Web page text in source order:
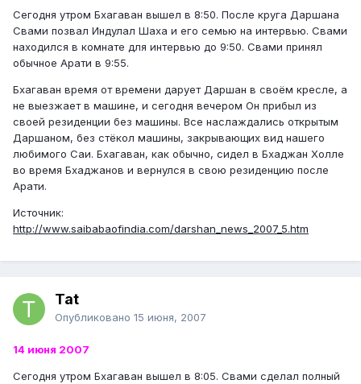
Сегодня утром Бхагаван вышел в 8:50. После круга Даршана
Свами позвал Индулал Шаха и его семью на интервью. Свами
находился в комнате для интервью до 9:50. Свами принял
обычное Арати в 9:55.
Бхагаван время от времени дарует Даршан в своём кресле, а
не выезжает в машине, и сегодня вечером Он прибыл из
своей резиденции без машины. Все наслаждались открытым
Даршаном, без стёкол машины, закрывающих вид нашего
любимого Саи. Бхагаван, как обычно, сидел в Бхаджан Холле
во время Бхаджанов и вернулся в свою резиденцию после
Арати.
Источник:
http://www.saibabaofindia.com/darshan_news_2007_5.htm
Tat
Опубликовано 15 июня, 2007
14 июня 2007
Сегодня утром Бхагаван вышел в 8:05. Свами сделал полный